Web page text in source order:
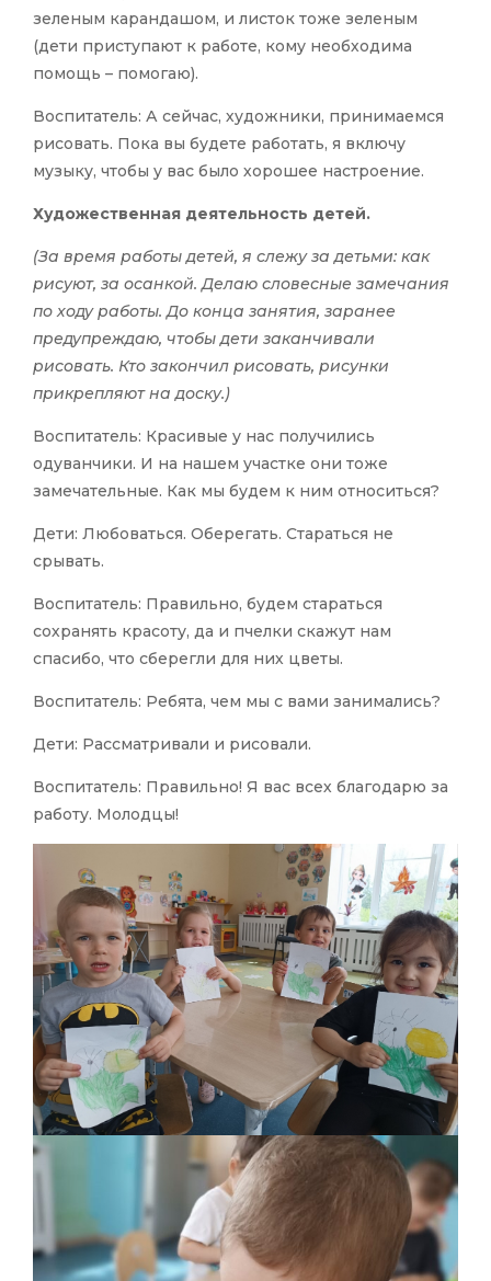
зеленым карандашом, и листок тоже зеленым
(дети приступают к работе, кому необходима
помощь – помогаю).
Воспитатель: А сейчас, художники, принимаемся
рисовать. Пока вы будете работать, я включу
музыку, чтобы у вас было хорошее настроение.
Художественная деятельность детей.
(За время работы детей, я слежу за детьми: как
рисуют, за осанкой. Делаю словесные замечания
по ходу работы. До конца занятия, заранее
предупреждаю, чтобы дети заканчивали
рисовать. Кто закончил рисовать, рисунки
прикрепляют на доску.)
Воспитатель: Красивые у нас получились
одуванчики. И на нашем участке они тоже
замечательные. Как мы будем к ним относиться?
Дети: Любоваться. Оберегать. Стараться не
срывать.
Воспитатель: Правильно, будем стараться
сохранять красоту, да и пчелки скажут нам
спасибо, что сберегли для них цветы.
Воспитатель: Ребята, чем мы с вами занимались?
Дети: Рассматривали и рисовали.
Воспитатель: Правильно! Я вас всех благодарю за
работу. Молодцы!